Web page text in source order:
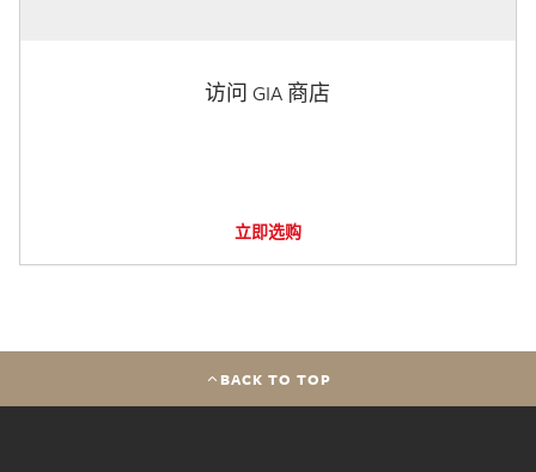
访问 GIA 商店
立即选购
BACK TO TOP